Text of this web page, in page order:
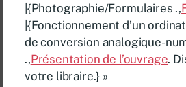
|{Photographie/Formulaires .,
|{Fonctionnement d’un
de conversion analogique-
.,Présentation de l’ouvrage.
votre libraire.} »